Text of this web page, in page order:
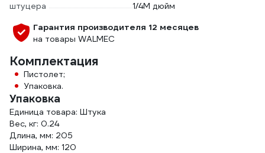
штуцера
1/4М дюйм
Гарантия производителя 12 месяцев
на товары WALMEC
Комплектация
Пистолет;
Упаковка.
Упаковка
Единица товара: Штука
Вес, кг: 0.24
Длина, мм: 205
Ширина, мм: 120